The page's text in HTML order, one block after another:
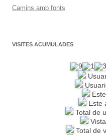
Camins amb fonts
VISITES ACUMULADES
Este
Este
Total de
Total de